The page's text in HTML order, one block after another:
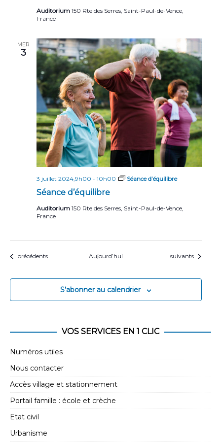
Auditorium 150 Rte des Serres, Saint-Paul-de-Vence,
France
MER
3
Séance d’équilibre
3 juillet 2024,9h00 - 10h00 Séance d’équilibre
Auditorium 150 Rte des Serres, Saint-Paul-de-Vence,
France
Évènements
précédents Aujourd’hui Évènements
suivants
S’abonner au calendrier
VOS SERVICES EN 1 CLIC
Numéros utiles
Nous contacter
Accès village et stationnement
Portail famille : école et crèche
Etat civil
Urbanisme